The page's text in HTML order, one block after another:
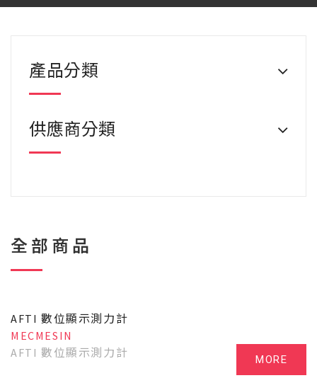
產品分類
供應商分類
全部商品
AFTI 數位顯示測力計
MECMESIN
AFTI 數位顯示測力計
MORE